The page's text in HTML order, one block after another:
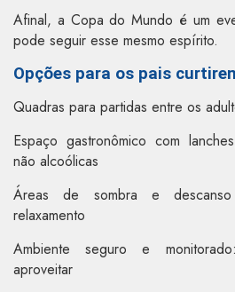
Afinal, a Copa do Mundo é um
pode seguir esse mesmo espírito.
Opções para os pais
Quadras para partidas entre os
Espaço gastronômico com
não alcoólicas
Áreas de sombra e
relaxamento
Ambiente seguro e
aproveitar